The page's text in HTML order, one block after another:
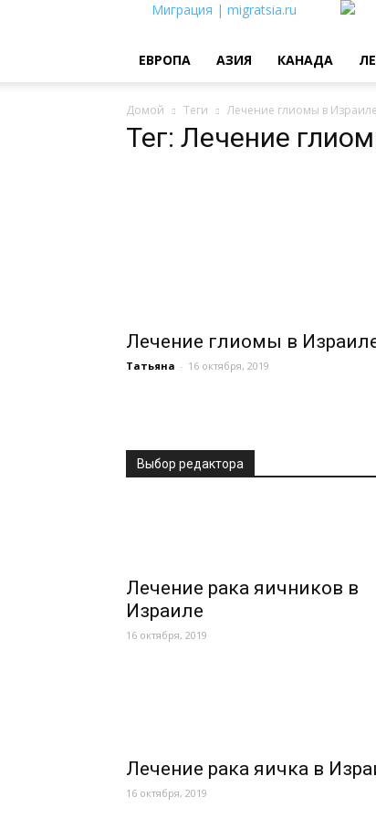
Миграция | migratsia.ru
ЕВРОПА АЗИЯ КАНАДА
Домой Теги Лечение глиомы в Израиле
Тег: Лечение
Лечение глиомы в
Татьяна - 16 октября, 2019
Выбор редактора
Лечение рака яичников в
Израиле
16 октября, 2019
Лечение рака яичка в
16 октября, 2019